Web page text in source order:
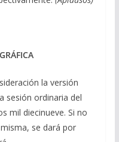
la versión
sesión ordinaria del
mil diecinueve. Si no
se dará por